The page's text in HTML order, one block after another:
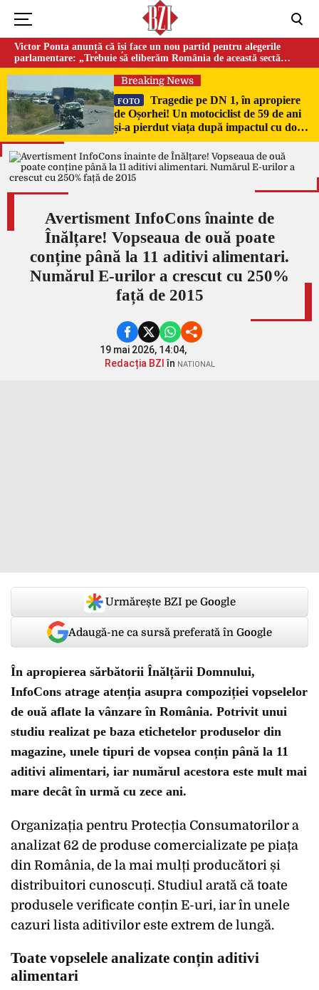
Victor Ponta anunță că își face un nou partid pentru alegerile
parlamentare: „Trebuie să eliberăm România de această sectă
globalistă”
Breaking News
FOTO
Tragedie pe DN 1, în apropiere
de Oșorhei! Un motociclist de 59 de ani
și-a pierdut viața după impactul cu două
mașini!
Avertisment InfoCons înainte de
Înălțare! Vopseaua de ouă poate
conține până la 11 aditivi alimentari.
Numărul E-urilor a crescut cu 250%
față de 2015
19 mai 2026, 14:04,
Redacția BZI în NATIONAL
Urmărește BZI pe Google
Adaugă-ne ca sursă preferată în Google
În apropierea sărbătorii Înălțării Domnului,
InfoCons atrage atenția asupra compoziției vopselelor
de ouă aflate la vânzare în România. Potrivit unui
studiu realizat pe baza etichetelor produselor din
magazine, unele tipuri de vopsea conțin până la 11
aditivi alimentari, iar numărul acestora este mult mai
mare decât în urmă cu zece ani.
Organizația pentru Protecția Consumatorilor a
analizat 62 de produse comercializate pe piața
din România, de la mai mulți producători și
distribuitori cunoscuți. Studiul arată că toate
produsele verificate conțin E-uri, iar în unele
cazuri lista aditivilor este extrem de lungă.
Toate vopselele analizate conțin aditivi
alimentari